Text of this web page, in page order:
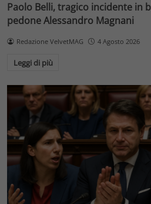
Paolo Belli, tragico incidente in
pedone Alessandro Magnani
Redazione VelvetMAG 4 Agosto 2026
Leggi di più